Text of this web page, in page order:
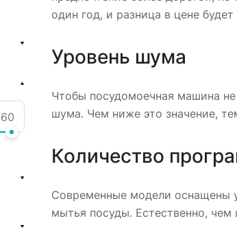
один год, и разница в цене
Уровень шума
Чтобы посудомоечная машина не
шума. Чем ниже это значение,
Количество
Современные модели оснащены
мытья посуды. Естественно,